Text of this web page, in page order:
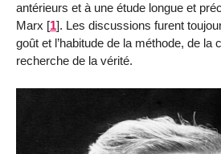
antérieurs et à une étude longue et
Marx [1]. Les discussions furent
goût et l’habitude de la méthode, de la
recherche de la vérité.